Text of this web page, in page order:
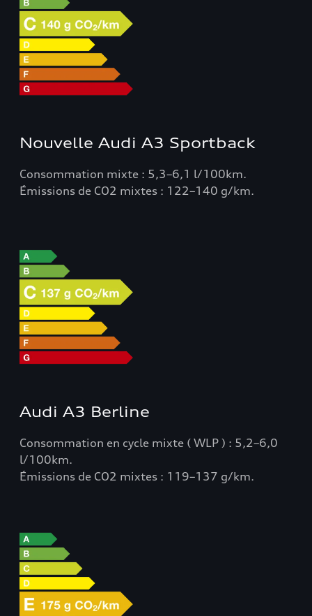
Nouvelle Audi A3 Sportback
Consommation mixte : 5,3–6,1 l/100km.
Émissions de CO2 mixtes : 122–140 g/km.
Audi A3 Berline
Consommation en cycle mixte ( WLP ) : 5,2–6,0
l/100km.
Émissions de CO2 mixtes : 119–137 g/km.